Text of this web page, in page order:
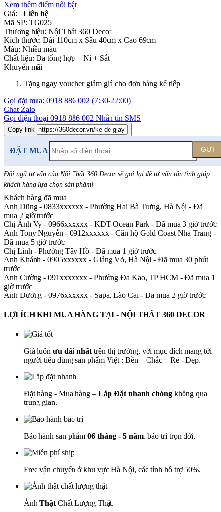
Xem thêm điểm nổi bật
Giá:
Liên hệ
Mã SP: TG025
Thương hiệu: Nội Thất 360 Decor
Kích thước: Dài 110cm x Sâu 40cm x Cao 69cm
Màu: Nhiều màu
Chất liệu: Da tổng hợp + Nỉ + Sắt
Khuyến mãi
Tặng ngay voucher giảm giá cho đơn hàng kế tiếp
Gọi đặt mua: 0918 886 002 (7:30-22:00)
Chat Zalo
Gọi điện thoại 0918 886 002 Nhắn tin SMS
Copy link
ĐẶT MUA GỬI
Đội ngũ tư vấn của Nội Thất 360 Decor sẽ gọi lại để tư vấn tận tình giúp
khách hàng lựa chọn sản phẩm!
Khách hàng đã mua
Anh Dũng - 0833xxxxxx - Phường Hai Bà Trưng, Hà Nội - Đã
mua 2 giờ trước
Chị Ánh Vy - 0966xxxxxx - KĐT Ocean Park - Đã mua 3 giờ trước
Anh Tony Nguyễn - 0912xxxxxx - Căn hộ Gold Coast Nha Trang -
Đã mua 5 giờ trước
Chị Linh - Phường Tây Hồ - Đã mua 1 giờ trước
Anh Khánh - 0905xxxxxx - Giảng Võ, Hà Nội - Đã mua 30 phút
trước
Anh Cường - 091xxxxxxx - Phường Đa Kao, TP HCM - Đã mua 1
giờ trước
Ánh Dương - 0976xxxxxx - Sapa, Lào Cai - Đã mua 2 giờ trước
LỢI ÍCH KHI MUA HÀNG TẠI - NỘI THẤT 360 DECOR
Giá luôn ưu đãi nhất trên thị trường, với mục đích mang tới
người tiêu dùng sản phẩm Việt : Bền – Chắc – Rẻ - Đẹp.
Đặt hàng - Mua hàng – Lắp Đặt nhanh chóng không qua
trung gian.
Bảo hành sản phẩm 06 tháng - 5 năm, bảo trì trọn đời.
Free vận chuyển ở khu vực Hà Nội, các tỉnh hỗ trợ 50%.
Ảnh Thật Chất Lượng Thật.